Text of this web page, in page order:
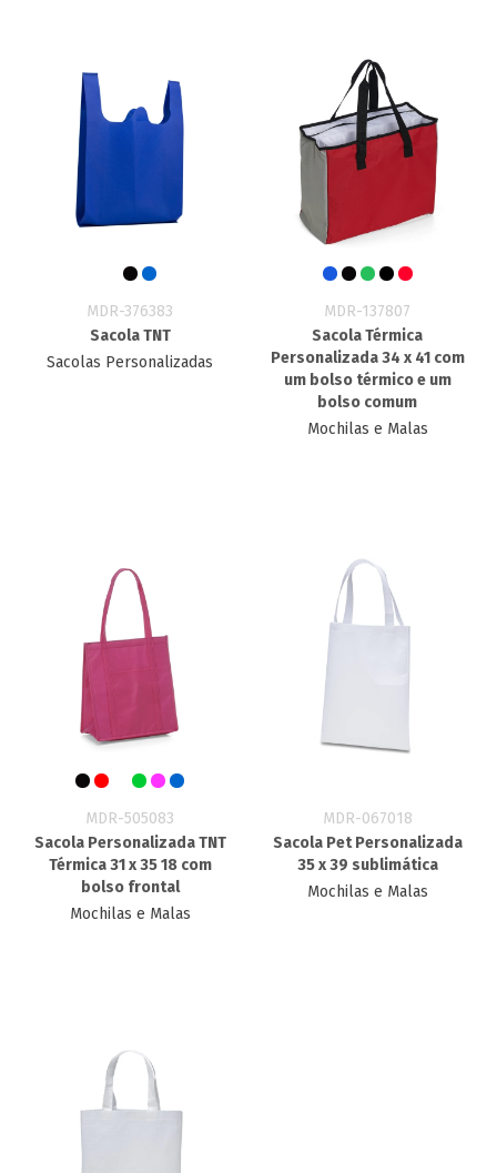
MDR-376383
Sacola TNT
Sacolas Personalizadas
MDR-137807
Sacola Térmica
Personalizada 34 x 41 com
um bolso térmico e um
bolso comum
Mochilas e Malas
MDR-505083
Sacola Personalizada TNT
Térmica 31 x 35 18 com
bolso frontal
Mochilas e Malas
MDR-067018
Sacola Pet Personalizada
35 x 39 sublimática
Mochilas e Malas